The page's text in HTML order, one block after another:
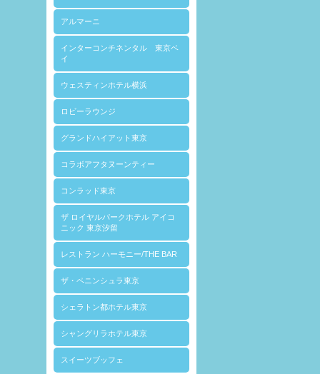
アルマーニ
インターコンチネンタル 東京ベ
イ
ウェスティンホテル横浜
ロビーラウンジ
グランドハイアット東京
コラボアフタヌーンティー
コンラッド東京
ザ ロイヤルパークホテル アイコ
ニック 東京汐留
レストラン ハーモニー/THE BAR
ザ・ペニンシュラ東京
シェラトン都ホテル東京
シャングリラホテル東京
スイーツブッフェ